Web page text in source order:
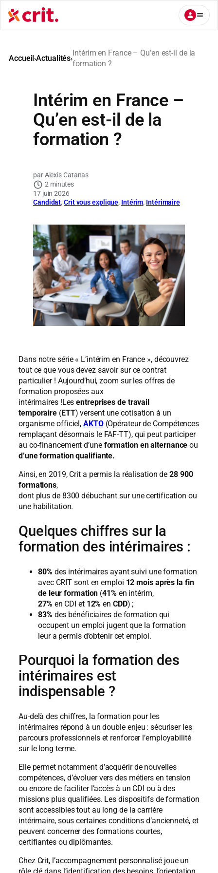
Aller
au
contenu
Accueil›Actualités›
Intérim en France – Qu’en est-il de la
formation ?
Intérim en France –
Qu’en est-il de la
formation ?
Alexis Catanas
2 minutes
17 juin 2026
Candidat, Crit vous explique, Intérim, Intérimaire
Dans notre série « L’intérim en France », découvrez
tout ce que vous devez savoir sur ce contrat
particulier ! Aujourd’hui, zoom sur les offres de
formation proposées aux
intérimaires !Lesentreprises de travail
temporaire (ETT) versent une cotisation à un
organisme officiel,AKTO(Opérateur de Compétences
remplaçant désormais le FAF-TT), qui peut participer
au co-financement d’une formation en alternanceou
d’une formation qualifiante.
Ainsi, en 2019, Crit a permis la réalisation de28 900
formations,
dont plus de 8300 débuchant sur une certification ou
une habilitation.
Quelques chiffres sur la
formation des intérimaires :
80%des intérimaires ayant suivi une formation
avec CRIT sont en emploi 12 mois après la fin
de leur formation (41%en intérim,
27%en CDI et 12% en CDD) ;
83%des bénéficiaires de formation qui
occupent un emploi jugent que la formation
leur a permis d’obtenir cet emploi.
Pourquoi la formation des
intérimaires est
indispensable ?
Au-delà des chiffres, la formation pour les
intérimaires répond à un double enjeu : sécuriser les
parcours professionnels et renforcer l’employabilité
sur le long terme.
Elle permet notamment d’acquérir de nouvelles
compétences, d’évoluer vers des métiers en tension
ou encore de faciliter l’accès à un CDI ou à des
missions plus qualifiées. Les dispositifs de formation
sont accessibles tout au long de la carrière
intérimaire, sous certaines conditions d’ancienneté, et
peuvent concerner des formations courtes,
certifiantes ou diplômantes.
Chez Crit, l’accompagnement personnalisé joue un